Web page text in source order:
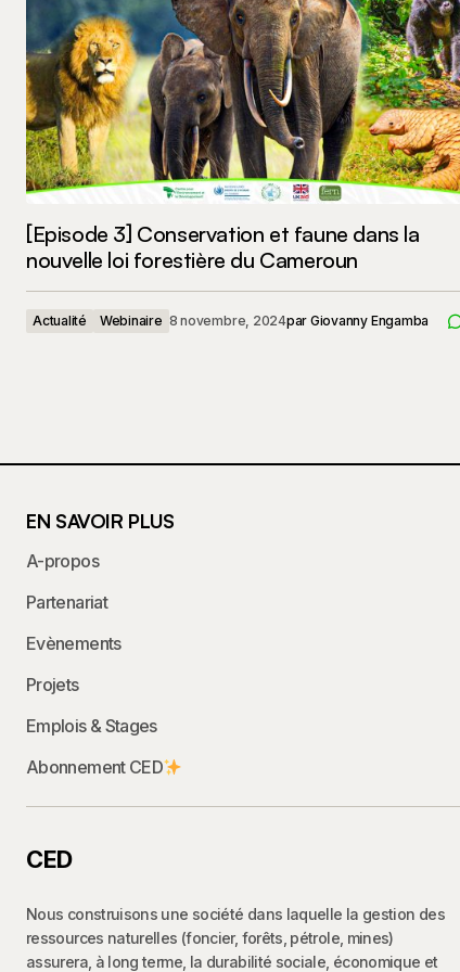
[Episode 3] Conservation et faune dans la
nouvelle loi forestière du Cameroun
Actualité Webinaire 8 novembre, 2024par Giovanny Engamba
CED
Nous construisons une société dans laquelle la gestion des
ressources naturelles (foncier, forêts, pétrole, mines)
assurera, à long terme, la durabilité sociale, économique et
EN SAVOIR PLUS
A-propos
Partenariat
Evènements
Projets
Emplois & Stages
Abonnement CED